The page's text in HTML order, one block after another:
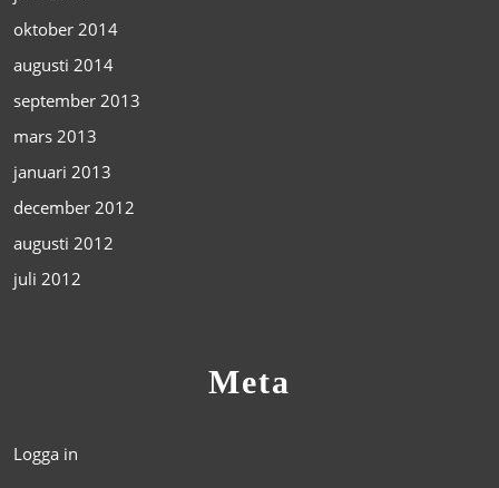
oktober 2014
augusti 2014
september 2013
mars 2013
januari 2013
december 2012
augusti 2012
juli 2012
Meta
Logga in